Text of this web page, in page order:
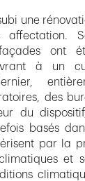
une
affectation.
ont
à un
des
du
basés
par la
et